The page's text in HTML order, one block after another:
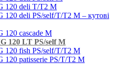
120 deli T/T2 M
120 deli PS/self/T/T2 M – кутові
120 cascade M
120 LT PS/self M
120 fish PS/self/T/T2 M
120 patisserie PS/T/T2 M